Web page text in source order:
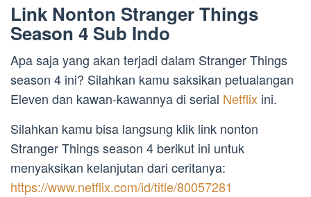
Link Nonton Stranger Things
Season 4 Sub Indo
Apa saja yang akan terjadi dalam Stranger Things
season 4 ini? Silahkan kamu saksikan petualangan
Eleven dan kawan-kawannya di serial Netflix ini.
Silahkan kamu bisa langsung klik link nonton
Stranger Things season 4 berikut ini untuk
menyaksikan kelanjutan dari ceritanya:
https://www.netflix.com/id/title/80057281